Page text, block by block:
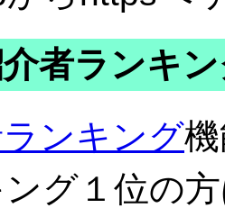
者ランキ
ンキング
グ１位の